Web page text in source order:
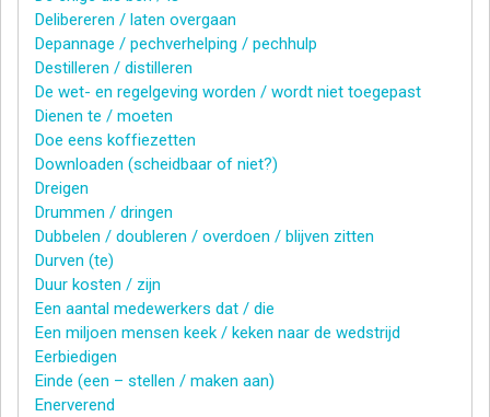
Delibereren / laten overgaan
Depannage / pechverhelping / pechhulp
Destilleren / distilleren
De wet- en regelgeving worden / wordt niet toegepast
Dienen te / moeten
Doe eens koffiezetten
Downloaden (scheidbaar of niet?)
Dreigen
Drummen / dringen
Dubbelen / doubleren / overdoen / blijven zitten
Durven (te)
Duur kosten / zijn
Een aantal medewerkers dat / die
Een miljoen mensen keek / keken naar de wedstrijd
Eerbiedigen
Einde (een – stellen / maken aan)
Enerverend